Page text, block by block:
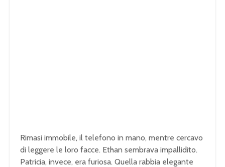
Rimasi immobile, il telefono in mano, mentre cercavo
di leggere le loro facce. Ethan sembrava impallidito.
Patricia, invece, era furiosa. Quella rabbia elegante